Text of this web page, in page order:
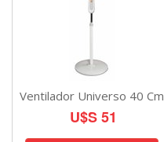
Ventilador Universo 40 Cm
U$S 51